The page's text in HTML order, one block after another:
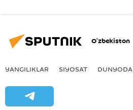
O‘zbekiston
YANGILIKLAR SIYOSAT DUNYODA